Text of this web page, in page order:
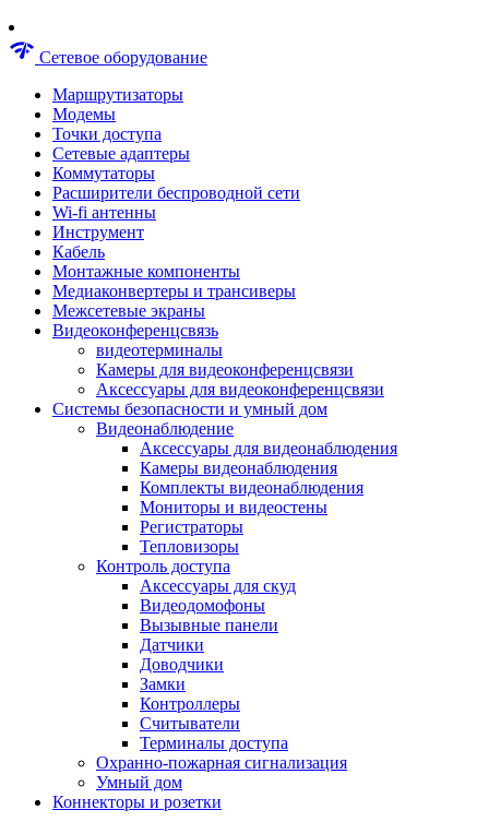
Пылесосы строительные
Степлеры строительные
Пистолеты клеевые
Наборы бит и сверел
Инструмент многофункциональный
Круги, диски, фрезы
Аксессуары для электро и
пневмоинструмента
Аккумуляторы для инструмента
Зарядные устройства для аккумуляторов
Миксеры строительные
Молотки отбойные
Паяльное оборудование
Садовая техника
Минимойки
Аксессуары для минимоек
Газонокосилки и триммеры
Газонокосилки
Культиваторы и мотоблоки
Аэраторы и скарификаторы
Мотоблоки
Генераторы
Снегоуборщики
Воздуходувки
Цепные и бензопилы
Оснастка к садовой технике
Садовые насосы
Поливочное оборудование
Садовые измельчители
Гидроаккумуляторы
network_check Сетевое оборудование
Маршрутизаторы
Модемы
Точки доступа
Сетевые адаптеры
Коммутаторы
Расширители беспроводной сети
Wi-fi антенны
Инструмент
Кабель
Монтажные компоненты
Медиаконвертеры и трансиверы
Межсетевые экраны
Видеоконференцсвязь
видеотерминалы
Камеры для видеоконференцсвязи
Аксессуары для видеоконференцсвязи
Системы безопасности и умный дом
Видеонаблюдение
Аксессуары для видеонаблюдения
Камеры видеонаблюдения
Комплекты видеонаблюдения
Мониторы и видеостены
Регистраторы
Тепловизоры
Контроль доступа
Аксессуары для скуд
Видеодомофоны
Вызывные панели
Датчики
Доводчики
Замки
Контроллеры
Считыватели
Терминалы доступа
Охранно-пожарная сигнализация
Умный дом
Коннекторы и розетки